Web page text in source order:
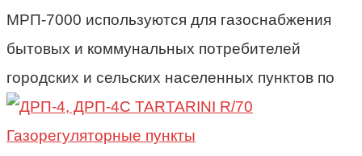
МРП-7000 используются для газоснабжения
бытовых и коммунальных потребителей
городских и сельских населенных пунктов по
Газорегуляторные пункты